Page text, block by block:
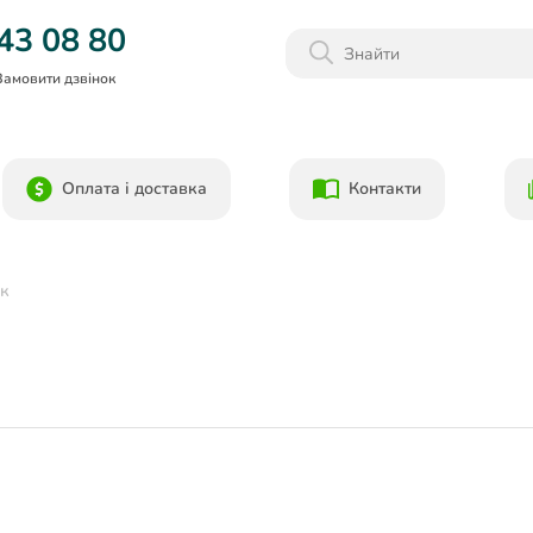
Даруємо 1000гр на бонусний рахунок при реєстрації!)
08 80
дзвінок
Оплата і доставка Контакти